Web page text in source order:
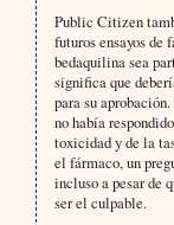
Public Citizen
futuros ensayos de
bedaquilina sea
significa que
para su
no había
toxicidad y de la
el fármaco, un
incluso a pesar de
ser el culpable.